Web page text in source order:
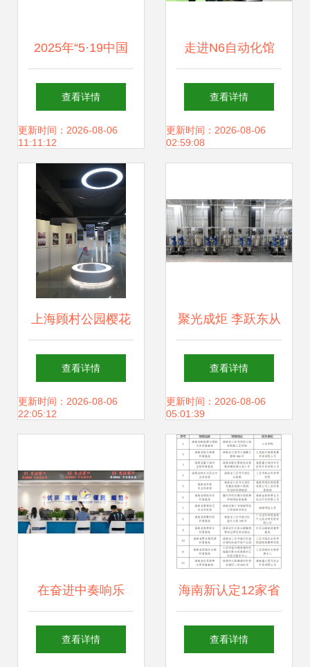
2025年“5·19中国
旅游日” 文娱有
礼，文化场馆管理
服务再升级
查看详情
更新时间：2026-08-06
11:11:12
走进N6自动化馆
立嘉展现场见证自
动化与数字化的互
新模式
查看详情
更新时间：2026-08-06
02:59:08
上海顾村公园樱花
文化艺术展示馆开
馆 探索文化场馆的
查看详情
更新时间：2026-08-06
22:05:12
聚光成炬 李跃东从
文化代理到场馆掌
控的探索之路
查看详情
更新时间：2026-08-06
05:01:39
在奋进中奏响乐
章，福田扬帆再起
查看详情
海南新认定12家省
级科普场馆 完整名
查看详情